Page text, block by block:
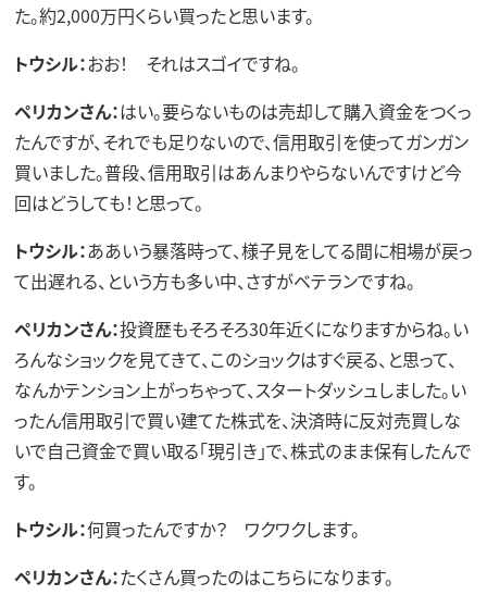
た。約2,000万円くらい買ったと思います。
トウシル：おお！ それはスゴイですね。
ペリカンさん：はい。要らないものは売却して購入資金をつくっ
たんですが、それでも足りないので、信用取引を使ってガンガン
買いました。普段、信用取引はあんまりやらないんですけど今
回はどうしても！と思って。
トウシル：ああいう暴落時って、様子見をしてる間に相場が戻っ
て出遅れる、という方も多い中、さすがベテランですね。
ペリカンさん：投資歴もそろそろ30年近くになりますからね。い
ろんなショックを見てきて、このショックはすぐ戻る、と思って、
なんかテンション上がっちゃって、スタートダッシュしました。い
ったん信用取引で買い建てた株式を、決済時に反対売買しな
いで自己資金で買い取る「現引き」で、株式のまま保有したんで
す。
トウシル：何買ったんですか？ ワクワクします。
ペリカンさん：たくさん買ったのはこちらになります。